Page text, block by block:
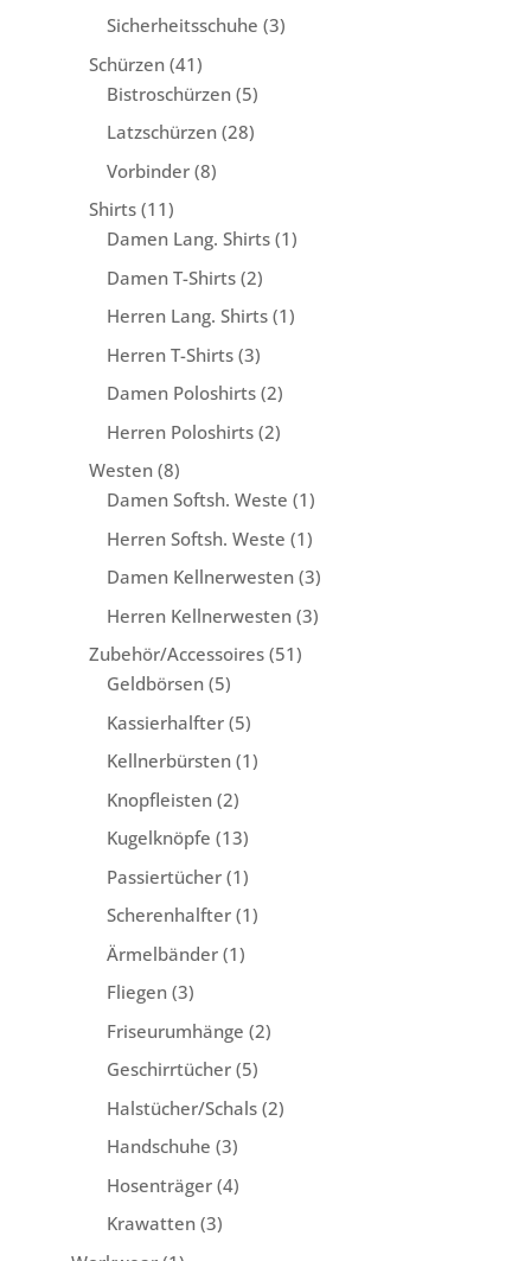
Produkte
Sicherheitsschuhe 33
Schürzen 4141
Produkte
Bistroschürzen 55
Produkte
Latzschürzen 2828
Vorbinder 88
Shirts 1111
Produkte
Damen Lang. Shirts 11
Damen T-Shirts 22
Produkte
Herren Lang. Shirts 11
Herren T-Shirts 33
Produkte
Damen Poloshirts 22
Produkte
Herren Poloshirts 22
Westen 88
Produkte
Damen Softsh. Weste 11
Produkt
Herren Softsh. Weste 11
Produkt
Damen Kellnerwesten 33
Produkte
Herren Kellnerwesten 33
Zubehör/Accessoires 5151
Geldbörsen 55
Produkte
Kassierhalfter 55
Produkte
Kellnerbürsten 11
Knopfleisten 22
Produkte
Kugelknöpfe 1313
Produkte
Passiertücher 11
Produkt
Scherenhalfter 11
Ärmelbänder 11
Fliegen 33
Produkte
Friseurumhänge 22
Geschirrtücher 55
Produkte
Halstücher/Schals 22
Handschuhe 33
Produkte
Hosenträger 44
Krawatten 33